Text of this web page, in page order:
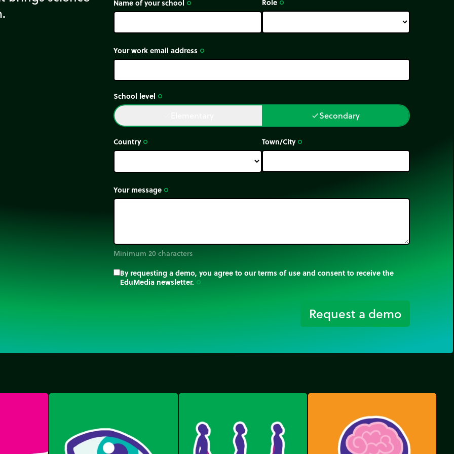
Name of your school trip_origin trip_origin
Your work email address trip_origin
School level trip_origin
doneSecondary
Country trip_origin Town/City trip_origin
Your message trip_origin
Minimum 20 characters
By requesting a demo, you agree to our terms of use and consent to receive the
EduMedia newsletter. trip_origin
Request a demo